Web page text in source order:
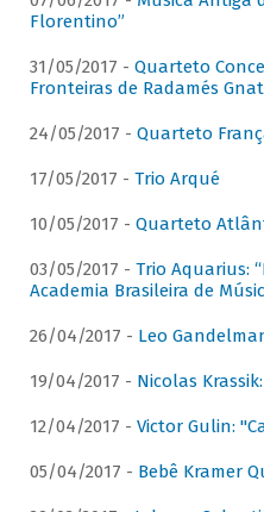
Florentino”
31/05/2017 - Quarteto
Fronteiras de Radamés
24/05/2017 - Quarteto
17/05/2017 - Trio Arqué
10/05/2017 - Quarteto
03/05/2017 - Trio Aquarius:
Academia Brasileira de
26/04/2017 - Leo
19/04/2017 - Nicolas
12/04/2017 - Victor Gulin:
05/04/2017 - Bebê Kramer